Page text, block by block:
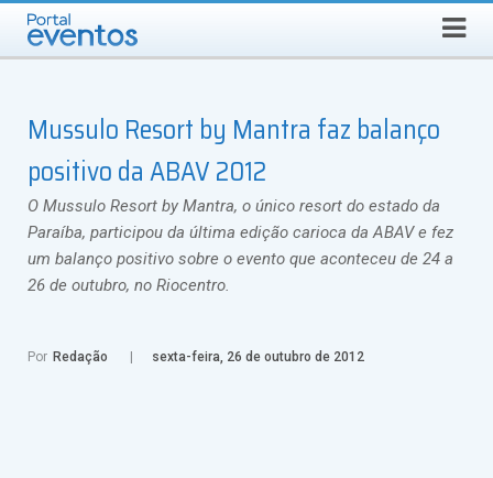
SEGUNDA-FEIRA, 10 DE AGOSTO DE 2026 Select Language ▼
Mussulo Resort by Mantra faz balanço
positivo da ABAV 2012
O Mussulo Resort by Mantra, o único resort do estado da
Paraíba, participou da última edição carioca da ABAV e fez
um balanço positivo sobre o evento que aconteceu de 24 a
26 de outubro, no Riocentro.
Por Redação sexta-feira, 26 de outubro de 2012